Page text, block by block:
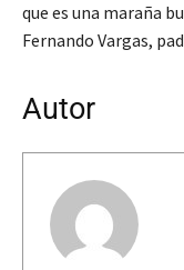
que es una maraña
Fernando Vargas,
Autor